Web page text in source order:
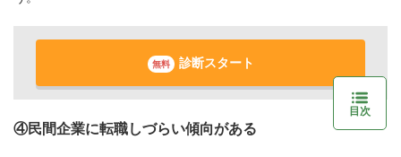
無料 診断スタート
④民間企業に転職しづらい傾向がある
目次